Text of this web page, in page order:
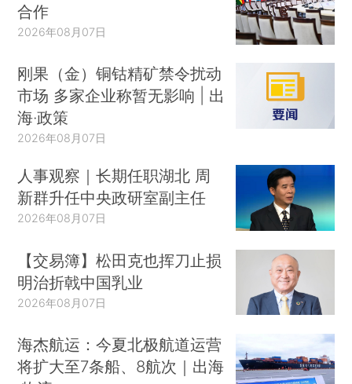
合作
2026年08月07日
刚果（金）铜钴精矿禁令扰动
市场 多家企业称暂无影响 | 出
海·政策
2026年08月07日
人事观察｜长期任职湖北 周
新群升任中央政研室副主任
2026年08月07日
【交易簿】松田克也挥刀止损
明治折戟中国乳业
2026年08月07日
海杰航运：今夏北极航道运营
将扩大至7条船、8航次｜出海